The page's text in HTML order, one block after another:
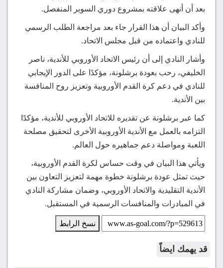
بعد أن أنهى علاقته بمشروع دوري السوبر المنفصل.
وأكد البيان أن هذا القرار جاء بعد مراجعة الطلب الرسمي
للنادي واعتماده من قبل مجلس الاتحاد.
وأشار النادي إلى أن رئيس الاتحاد الأوروبي للأندية، ناصر
الخليفي، رحب بعودة برشلونة، مؤكدًا على الدور الإيجابي
للنادي في دعم كرة القدم الأوروبية وتعزيز روح المنافسة
بين الأندية.
كما عبر برشلونة عن تقديره للاتحاد الأوروبي للأندية، مؤكدًا
التزامه بالعمل مع الأندية الأوروبية الأخرى لتحقيق مصلحة
اللعبة ومواصلة دعم جماهيره حول العالم.
ويأتي هذا البيان في وقت حساس لكرة القدم الأوروبية،
حيث تمثل عودة برشلونة خطوة مهمة لتعزيز التعاون بين
الأندية التقليدية والاتحاد الأوروبي، وضمان مشاركة النادي
في المبادرات والمنافسات الرسمية في المستقبل.
نسخ الرابط
قد يهمك ايضاً